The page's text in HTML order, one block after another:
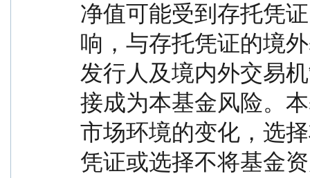
净值可能受到存托凭
响，与存托凭证的境
发行人及境内外交易
接成为本基金风险。
市场环境的变化，选
凭证或选择不将基金